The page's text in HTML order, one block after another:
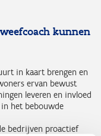
kunnen
in kaart brengen en
ervan bewust
leveren en invloed
het bebouwde
bedrijven proactief